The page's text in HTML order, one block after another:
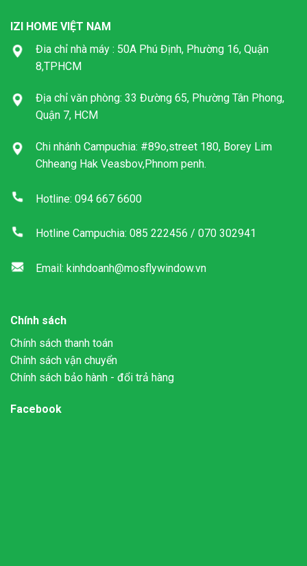
IZI HOME VIỆT NAM
Đia chỉ nhà máy : 50A Phú Định, Phường 16, Quận
8,TPHCM
Địa chỉ văn phòng: 33 Đường 65, Phường Tân Phong,
Quận 7, HCM
Chi nhánh Campuchia: #89o,street 180, Borey Lim
Chheang Hak Veasbov,Phnom penh.
Hotline: 094 667 6600
Hotline Campuchia: 085 222456 / 070 302941
Email: kinhdoanh@mosflywindow.vn
Chính sách
Chính sách thanh toán
Chính sách vận chuyển
Chính sách bảo hành - đổi trả hàng
Facebook